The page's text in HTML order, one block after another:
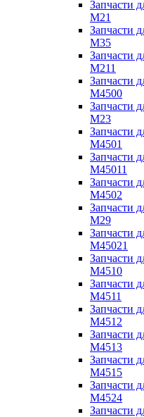
Запчасти
M21
Запчасти
M35
Запчасти
M211
Запчасти
M4500
Запчасти
M23
Запчасти
M4501
Запчасти
M45011
Запчасти
M4502
Запчасти
M29
Запчасти
M45021
Запчасти
M4510
Запчасти
M4511
Запчасти
M4512
Запчасти
M4513
Запчасти
M4515
Запчасти
M4524
Запчасти